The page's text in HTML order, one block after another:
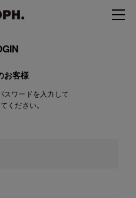
お客様
スワードを入力して
ください。